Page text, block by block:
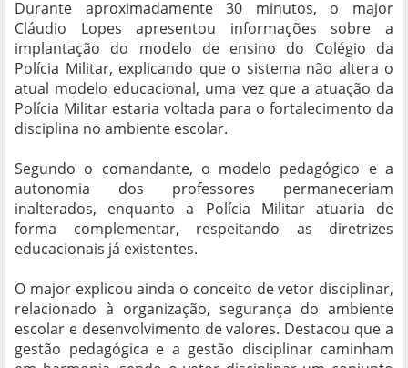
Durante aproximadamente 30 minutos, o major
Cláudio Lopes apresentou informações sobre a
implantação do modelo de ensino do Colégio da
Polícia Militar, explicando que o sistema não altera o
atual modelo educacional, uma vez que a atuação da
Polícia Militar estaria voltada para o fortalecimento da
disciplina no ambiente escolar.
Segundo o comandante, o modelo pedagógico e a
autonomia dos professores permaneceriam
inalterados, enquanto a Polícia Militar atuaria de
forma complementar, respeitando as diretrizes
educacionais já existentes.
O major explicou ainda o conceito de vetor disciplinar,
relacionado à organização, segurança do ambiente
escolar e desenvolvimento de valores. Destacou que a
gestão pedagógica e a gestão disciplinar caminham